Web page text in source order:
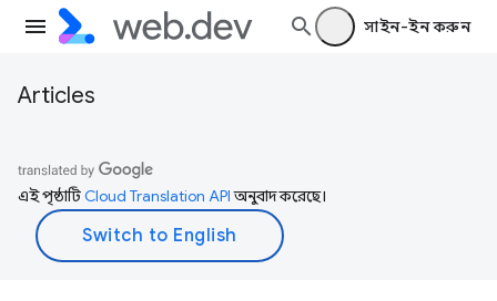
সাইন-ইন করুন
Articles
এই পৃষ্ঠাটিCloud Translation APIঅনুবাদ করেছে।